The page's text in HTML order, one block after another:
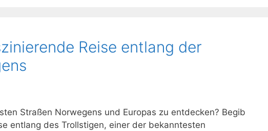
Reise entlang der
Straßen Norwegens und Europas zu entdecken? Begib
entlang des Trollstigen, einer der bekanntesten